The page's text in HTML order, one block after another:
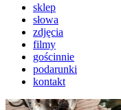
sklep
słowa
zdjęcia
filmy
gościnnie
podarunki
kontakt